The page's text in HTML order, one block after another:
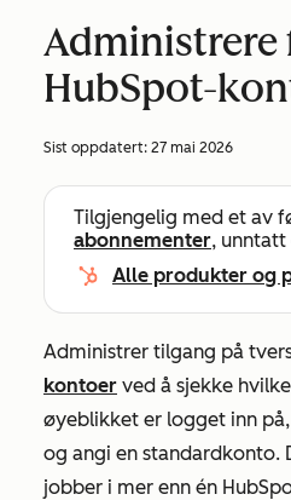
Administrere
HubSpot-
Sist oppdatert: 27 mai 2026
Tilgjengelig med et av
abonnementer,
Alle produkter og
Administrer tilgang på
kontoer ved å sjekke
øyeblikket er logget inn
og angi en standardkonto.
jobber i mer enn én